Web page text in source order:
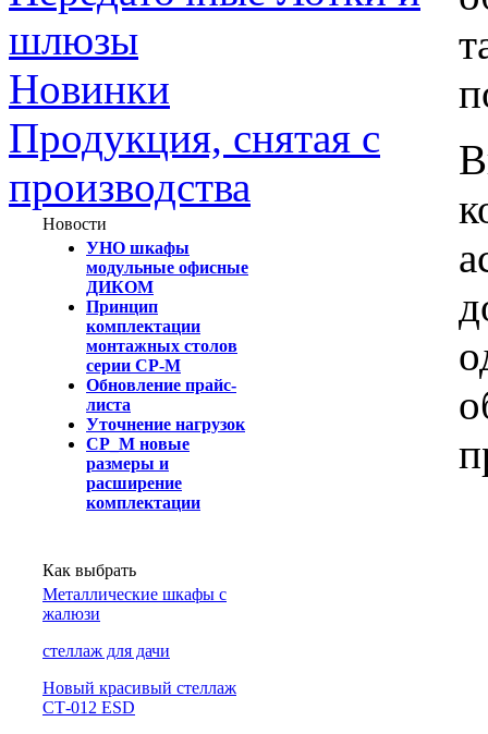
шлюзы
Новинки
Продукция, снятая с
производства
Новости
УНО шкафы
модульные офисные
ДИКОМ
Принцип
комплектации
монтажных столов
серии СР-М
Обновление прайс-
листа
Уточнение нагрузок
СР_М новые
размеры и
расширение
комплектации
Как выбрать
Металлические шкафы с
жалюзи
cтеллаж для дачи
Новый красивый стеллаж
СТ-012 ESD